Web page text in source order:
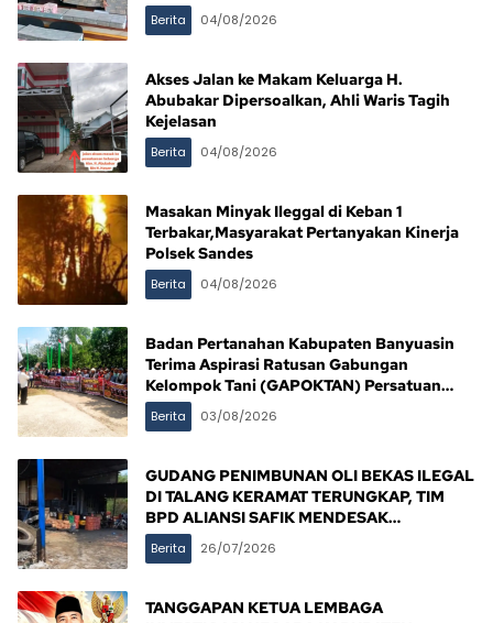
Berita 04/08/2026
Akses Jalan ke Makam Keluarga H.
Abubakar Dipersoalkan, Ahli Waris Tagih
Kejelasan
Berita 04/08/2026
Masakan Minyak Ileggal di Keban 1
Terbakar,Masyarakat Pertanyakan Kinerja
Polsek Sandes
Berita 04/08/2026
Badan Pertanahan Kabupaten Banyuasin
Terima Aspirasi Ratusan Gabungan
Kelompok Tani (GAPOKTAN) Persatuan
Masyarakat Rimba Asam
Berita 03/08/2026
GUDANG PENIMBUNAN OLI BEKAS ILEGAL
DI TALANG KERAMAT TERUNGKAP, TIM
BPD ALIANSI SAFIK MENDESAK
PENINDAKAN TEGAS PEMERINTAH
BANYUASIN
Berita 26/07/2026
TANGGAPAN KETUA LEMBAGA